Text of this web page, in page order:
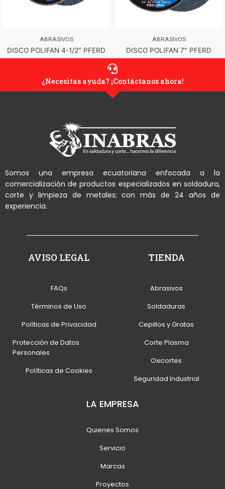
ABRASIVOS
DISCO POLIFAN 4-1/2″ PFERD
ABRASIVOS
DISCO POLIFAN 7″ PFERD
¿Necesitas ayuda? ¡Contáctanos ahora!
LA EMPRESA
Quienes Somos
Servicio
Marcas
Proyectos
TIENDA
Abrasivos
Soldaduras
Cepillos y Gratas
Corte Plasma
Oxicortes
Seguridad Industrial
AVISO LEGAL
FAQs
Términos de Uso
Políticas de Privacidad
Protección de Datos
Personales
Políticas de Cookies
Somos una empresa ecuatoriana enfocada a la
comercialización de productos especializados en soldadura,
corte y limpieza de metales; con más de 24 años de
experiencia.